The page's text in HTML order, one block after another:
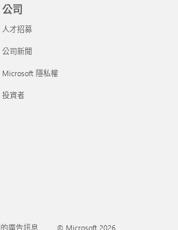
公司
人才招募
公司新聞
Microsoft 隱私權
投資者
廣告訊息 © Microsoft 2026